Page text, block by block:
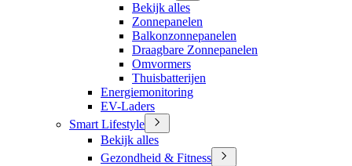
Bekijk alles
Zonnepanelen
Balkonzonnepanelen
Draagbare Zonnepanelen
Omvormers
Thuisbatterijen
Energiemonitoring
EV-Laders
Smart Lifestyle
Bekijk alles
Gezondheid & Fitness